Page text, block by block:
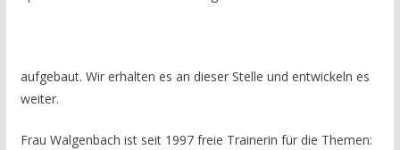
aufgebaut. Wir erhalten es an dieser Stelle und entwickeln es
weiter.
Frau Walgenbach ist seit 1997 freie Trainerin für die Themen: